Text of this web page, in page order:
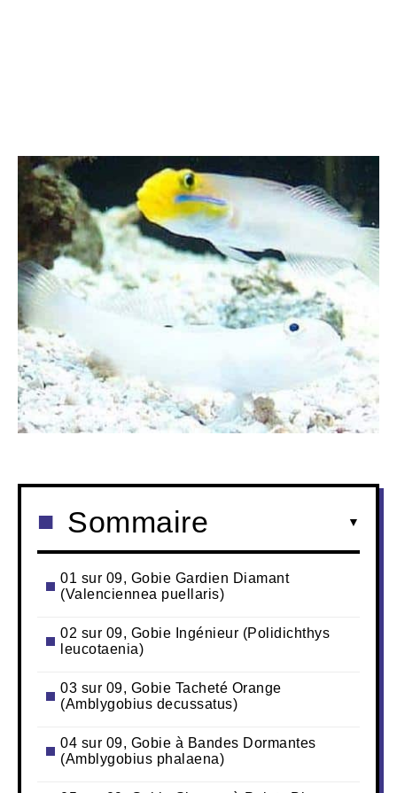
Sommaire
01 sur 09, Gobie Gardien Diamant
(Valenciennea puellaris)
02 sur 09, Gobie Ingénieur (Polidichthys
leucotaenia)
03 sur 09, Gobie Tacheté Orange
(Amblygobius decussatus)
04 sur 09, Gobie à Bandes Dormantes
(Amblygobius phalaena)